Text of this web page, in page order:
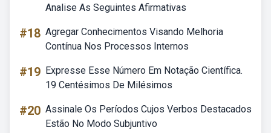
Analise As Seguintes Afirmativas
#18 Agregar Conhecimentos Visando Melhoria
Contínua Nos Processos Internos
#19 Expresse Esse Número Em Notação Científica.
19 Centésimos De Milésimos
#20 Assinale Os Períodos Cujos Verbos Destacados
Estão No Modo Subjuntivo